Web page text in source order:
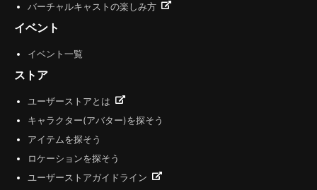
バーチャルキャストの楽しみ方
イベント
イベント一覧
ストア
ユーザーストアとは
キャラクター(アバター)を探そう
アイテムを探そう
ロケーションを探そう
ユーザーストアガイドライン